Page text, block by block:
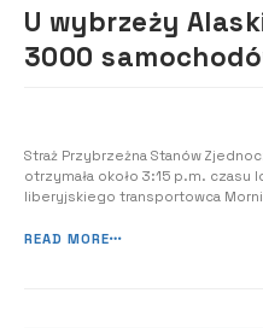
U wybrzeży
3000
Straż Przybrzeżna Stanów
otrzymała około 3:15 p.m.
liberyjskiego transportowca Morning Midas. Załoga statku wykryła
elektryczne.
READ MORE